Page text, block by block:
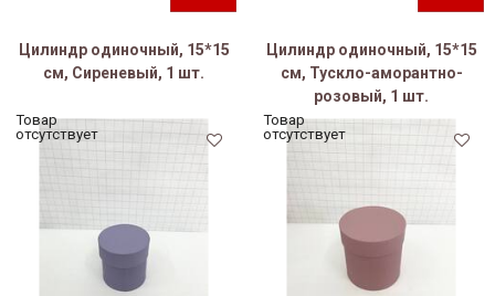
Цилиндр одиночный, 15*15
см, Сиреневый, 1 шт.
Товар
отсутствует
Цилиндр одиночный, 15*15
см, Тускло-аморантно-
розовый, 1 шт.
Товар
отсутствует